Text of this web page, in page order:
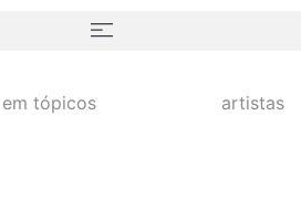
tópicos artistas